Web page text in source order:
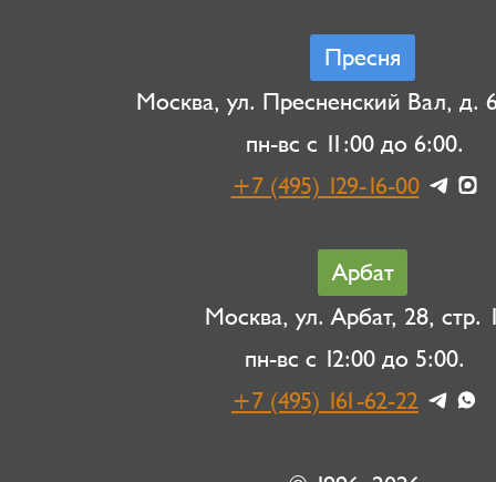
Пресня
Москва, ул. Пресненский Вал, д.
пн-вс с 11:00 до 6:00.
+7 (495) 129-16-00
Арбат
Москва, ул. Арбат, 28, стр.
пн-вс с 12:00 до 5:00.
+7 (495) 161-62-22